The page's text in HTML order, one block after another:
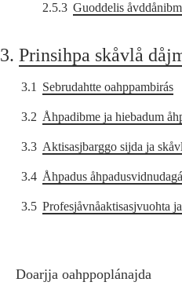
2.5.3 Guoddelis
3. Prinsihpa skåvlå
3.1 Sebrudahtte oahppambirás
3.2 Åhpadibme ja hiebadum
3.3 Aktisasjbarggo sijda ja
3.4 Åhpadus
3.5 Profesjåvnåaktisasjvuohta
Doarjja oahppoplánajda